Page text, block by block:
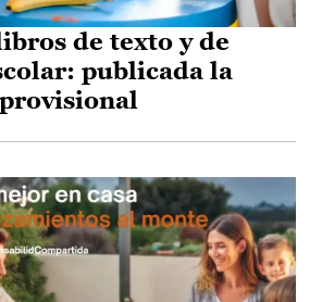
de texto y de
publicada la